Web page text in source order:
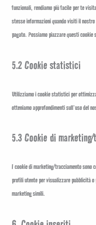
funzionali, rendiamo più facile per te
stesse informazioni quando visiti il
pagato. Possiamo piazzare questi cookie
5.2 Cookie statistici
Utilizziamo i cookie statistici per
otteniamo approfondimenti sull’uso del
5.3 Cookie di
I cookie di marketing/tracciamento sono
profili utente per visualizzare pubblicità
marketing simili.